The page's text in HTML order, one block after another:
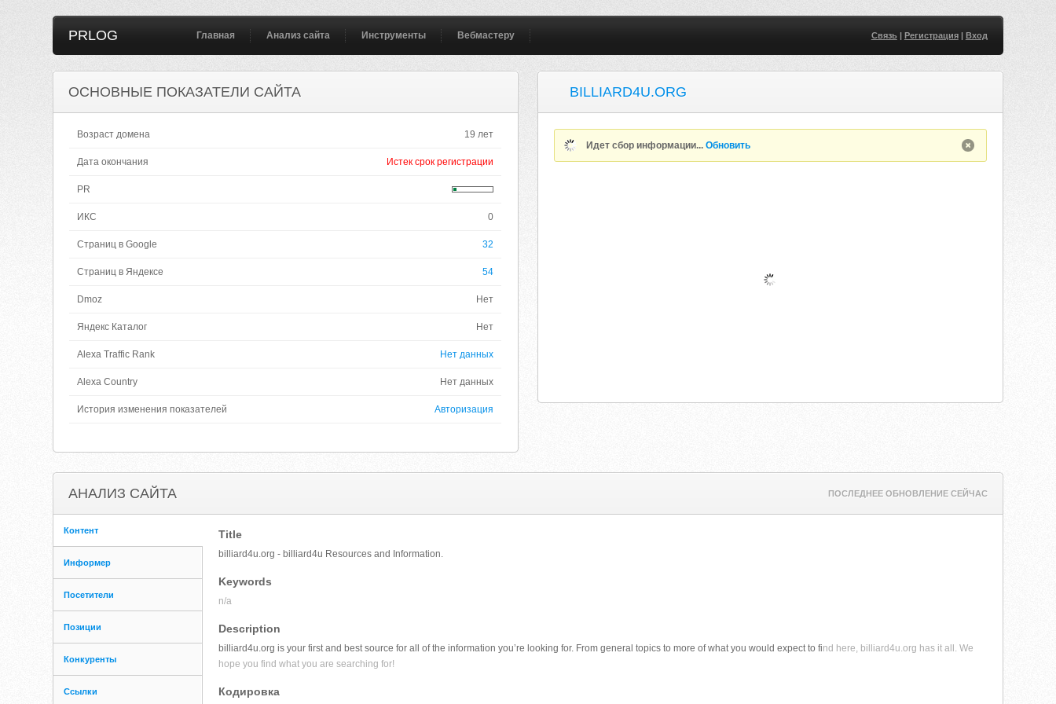
PRLOG Главная Анализ сайта Инструменты Вебмастеру Связь| Регистрация| Вход
ОСНОВНЫЕ ПОКАЗАТЕЛИ САЙТА
Возраст домена 19 лет
Дата окончания Истек срок регистрации
PR
ИКС 0
Страниц в Google 32
Страниц в Яндексе 54
Dmoz Нет
Яндекс Каталог Нет
Alexa Traffic Rank Нет данных
Alexa Country Нет данных
История изменения показателей Авторизация
BILLIARD4U.ORG
Идет сбор информации...Обновить
АНАЛИЗ САЙТА ПОСЛЕДНЕЕ ОБНОВЛЕНИЕ СЕЙЧАС
Контент
Информер
Посетители
Позиции
Конкуренты
Ссылки
Title
billiard4u.org - billiard4u Resources and Information.
Keywords
n/a
Description
billiard4u.org is your first and best source for all of the information you’re looking for. From general topics to more of what you would expect to find here, billiard4u.org has it all. We
hope you find what you are searching for!
Кодировка